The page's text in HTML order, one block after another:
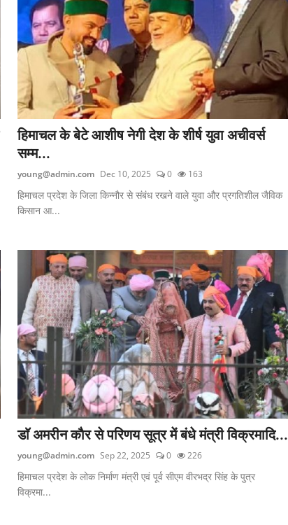
हिमाचल के बेटे आशीष नेगी देश के शीर्ष युवा अचीवर्स
सम्म...
young@admin.com Dec 10, 2025 0 163
हिमाचल प्रदेश के जिला किन्नौर से संबंध रखने वाले युवा और प्रगतिशील जैविक
किसान आ...
डाॅ अमरीन काैर से परिणय सूत्र में बंधे मंत्री विक्रमादि...
young@admin.com Sep 22, 2025 0 226
हिमाचल प्रदेश के लोक निर्माण मंत्री एवं पूर्व सीएम वीरभद्र सिंह के पुत्र
विक्रमा...